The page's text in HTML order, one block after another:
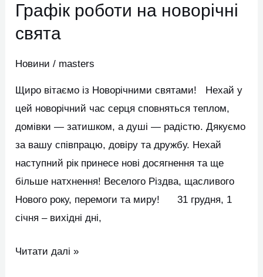
Графік роботи на новорічні
свята
Новини / masters
Щиро вітаємо із Новорічними святами! Нехай у
цей новорічний час серця сповняться теплом,
домівки — затишком, а душі — радістю. Дякуємо
за вашу співпрацю, довіру та дружбу. Нехай
наступний рік принесе нові досягнення та ще
більше натхнення! Веселого Різдва, щасливого
Нового року, перемоги та миру! 31 грудня, 1
січня – вихідні дні,
на
новорічні
Читати далі »